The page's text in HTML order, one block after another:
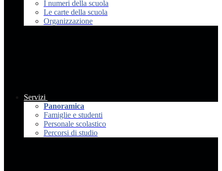
I numeri della scuola
Le carte della scuola
Organizzazione
Servizi
Panoramica
Famiglie e studenti
Personale scolastico
Percorsi di studio